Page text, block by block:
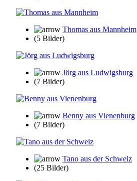
Thomas aus Mannheim
(5 Bilder)
Jörg aus Ludwigsburg
(7 Bilder)
Benny aus Vienenburg
(7 Bilder)
Tano aus der Schweiz
(25 Bilder)